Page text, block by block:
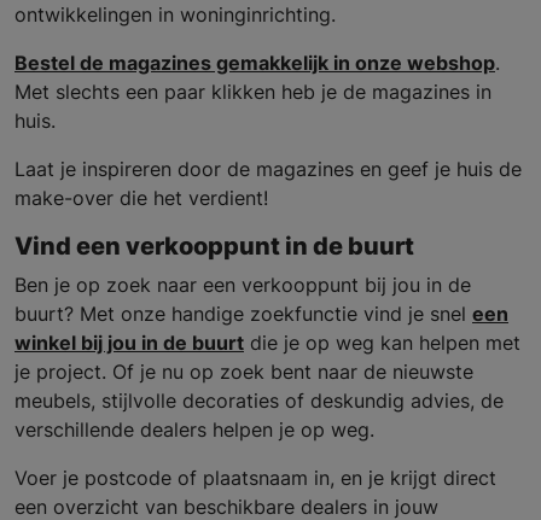
ontwikkelingen in woninginrichting.
Bestel de magazines gemakkelijk in onze webshop.
Met slechts een paar klikken heb je de magazines in
huis.
Laat je inspireren door de magazines en geef je huis de
make-over die het verdient!
Vind een verkooppunt in de buurt
Ben je op zoek naar een verkooppunt bij jou in de
buurt? Met onze handige zoekfunctie vind je snel een
winkel bij jou in de buurt die je op weg kan helpen met
je project. Of je nu op zoek bent naar de nieuwste
meubels, stijlvolle decoraties of deskundig advies, de
verschillende dealers helpen je op weg.
Voer je postcode of plaatsnaam in, en je krijgt direct
een overzicht van beschikbare dealers in jouw